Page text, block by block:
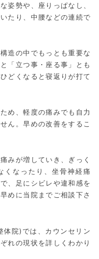
姿勢や、座りっぱなし、
たり、中腰などの連続で
造の中でもっとも重要な
「立つ事・座る事」とも
どくなると寝返りが打て
め、軽度の痛みでも自力
ん。早めの改善をするこ
みが増していき、ぎっく
くなったり、坐骨神経痛
、足にシビレや違和感を
めに当院までご相談下さ
体院)では、カウンセリン
れの現状を詳しくわかり